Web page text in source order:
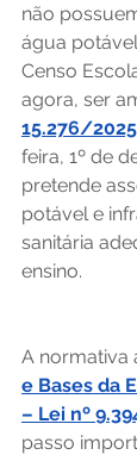
não
água
Censo
agora, ser
15.276/2025
feira, 1º de
pretende
potável e
sanitária
ensino.
A normativa
e Bases da
– Lei nº
passo